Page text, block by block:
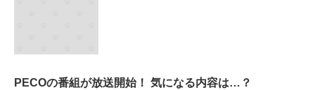
PECOの番組が放送開始！ 気になる内容は…？